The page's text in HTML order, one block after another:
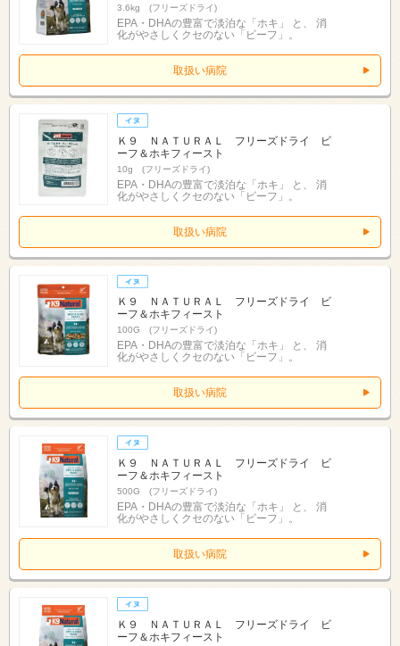
3.6kg (フリーズドライ)
EPA・DHAの豊富で淡泊な「ホキ」 と、 消
化がやさしくクセのない「ビーフ」。
取扱い病院
Ｋ９ ＮＡＴＵＲＡＬ フリーズドライ ビ
ーフ＆ホキフィースト
10g (フリーズドライ)
EPA・DHAの豊富で淡泊な「ホキ」 と、 消
化がやさしくクセのない「ビーフ」。
取扱い病院
Ｋ９ ＮＡＴＵＲＡＬ フリーズドライ ビ
ーフ＆ホキフィースト
100G (フリーズドライ)
EPA・DHAの豊富で淡泊な「ホキ」 と、 消
化がやさしくクセのない「ビーフ」。
取扱い病院
Ｋ９ ＮＡＴＵＲＡＬ フリーズドライ ビ
ーフ＆ホキフィースト
500G (フリーズドライ)
EPA・DHAの豊富で淡泊な「ホキ」 と、 消
化がやさしくクセのない「ビーフ」。
取扱い病院
Ｋ９ ＮＡＴＵＲＡＬ フリーズドライ ビ
ーフ＆ホキフィースト